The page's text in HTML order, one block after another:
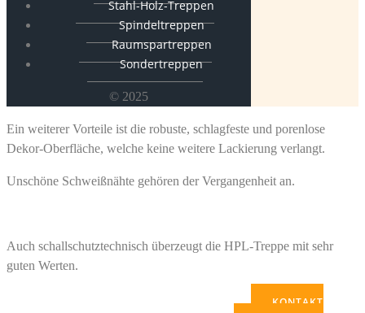
Stahl-Holz-Treppen
Spindeltreppen
Raumspartreppen
Sondertreppen
© 2025
Ein weiterer Vorteile ist die robuste, schlagfeste und porenlose
Dekor-Oberfläche, welche keine weitere Lackierung verlangt.
Unschöne Schweißnähte gehören der Vergangenheit an.
Auch schallschutztechnisch überzeugt die HPL-Treppe mit sehr
guten Werten.
KONTAKT